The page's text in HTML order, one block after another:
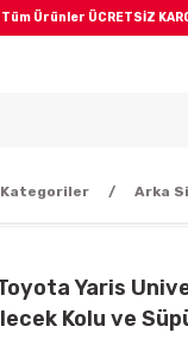
Tüm Ürünler ÜCRETSİZ
Geri Dön
Kategoriler Arka
Yaris
Kolu ve